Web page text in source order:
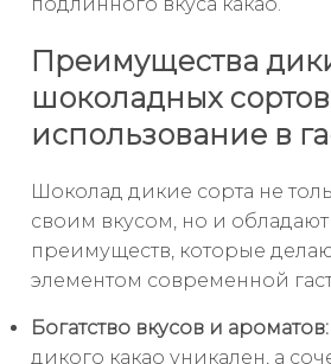
Преимущества
шоколадных
использование в
Шоколад дикие сорта не
своим вкусом, но и
преимуществ, которые
элементом современной
Богатство вкусов и ароматов:
дикого какао уникален, а